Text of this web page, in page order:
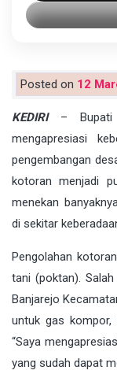
Posted on 12
KEDIRI– Bupati
mengapresiasi
pengembangan
kotoran menjadi
menekan
di sekitar
Pengolahan
tani (poktan).
Banjarejo
untuk gas kompor,
“Saya
yang sudah dapat